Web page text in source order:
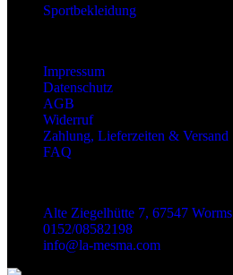
Sportbekleidung
Impressum
Datenschutz
AGB
Widerruf
Zahlung, Lieferzeiten & Versand
FAQ
Alte Ziegelhütte 7, 67547 Worms
0152/08582198
info@la-mesma.com